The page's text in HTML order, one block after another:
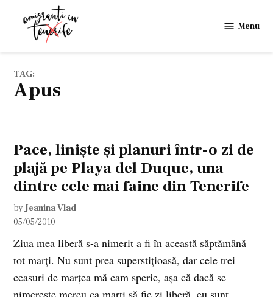
in
Menu
TAG:
apus
Pace, linişte şi planuri într-o zi de
plajă pe Playa del Duque, una
dintre cele mai faine din Tenerife
by Jeanina Vlad
05/05/2010
Ziua mea liberă s-a nimerit a fi în această săptămână
tot marţi. Nu sunt prea superstiţioasă, dar cele trei
ceasuri de marţea mă cam sperie, aşa că dacă se
nimereşte mereu ca marţi să fie zi liberă, eu sunt